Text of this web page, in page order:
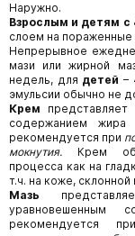
Наружно.
Взрослым и детям с
слоем на пораженные
Непрерывное
мази или жирной
недель, для детей –
эмульсии обычно не
Крем
содержанием
рекомендуется при
мокнутия. Крем
процесса как на
т.ч. на коже, склонной
Мазь
уравновешенным
рекомендуется